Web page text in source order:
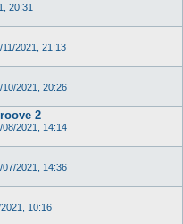
20:31
11/2021, 21:13
10/2021, 20:26
2
08/2021, 14:14
07/2021, 14:36
2021, 10:16